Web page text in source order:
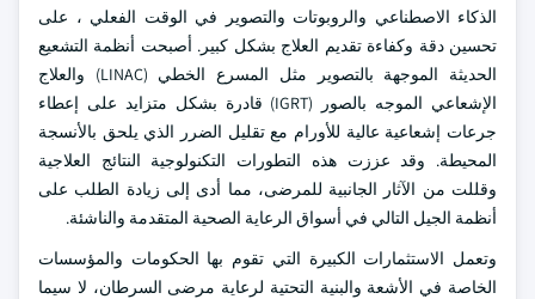
الذكاء الاصطناعي والروبوتات والتصوير في الوقت الفعلي ، على
تحسين دقة وكفاءة تقديم العلاج بشكل كبير. أصبحت أنظمة التشعيع
الحديثة الموجهة بالتصوير مثل المسرع الخطي (LINAC) والعلاج
الإشعاعي الموجه بالصور (IGRT) قادرة بشكل متزايد على إعطاء
جرعات إشعاعية عالية للأورام مع تقليل الضرر الذي يلحق بالأنسجة
المحيطة. وقد عززت هذه التطورات التكنولوجية النتائج العلاجية
وقللت من الآثار الجانبية للمرضى، مما أدى إلى زيادة الطلب على
أنظمة الجيل التالي في أسواق الرعاية الصحية المتقدمة والناشئة.
وتعمل الاستثمارات الكبيرة التي تقوم بها الحكومات والمؤسسات
الخاصة في الأشعة والبنية التحتية لرعاية مرضى السرطان، لا سيما